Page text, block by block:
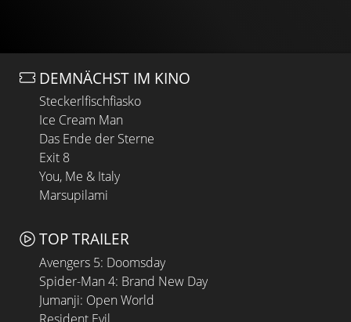
DEMNÄCHST IM KINO
Steckerlfischfiasko
Ice Cream Man
Das Ende der Sterne
Exit 8
You, Me & Italy
Marsupilami
TOP TRAILER
Avengers 5: Doomsday
Spider-Man 4: Brand New Day
Jumanji: Open World